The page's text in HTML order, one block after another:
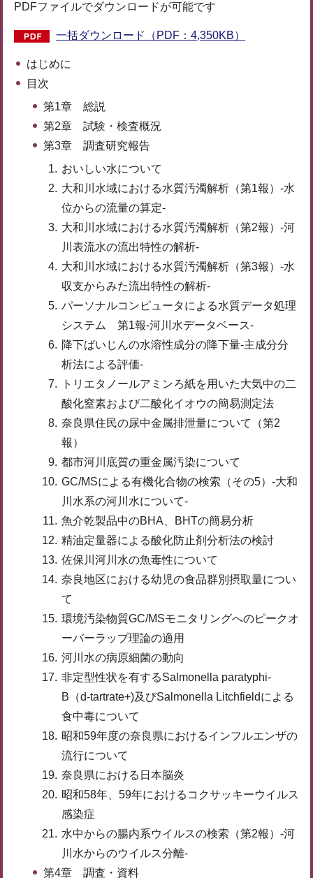
PDFファイルでダウンロードが可能です
一括ダウンロード（PDF：4,350KB）
はじめに
目次
第1章 総説
第2章 試験・検査概況
第3章 調査研究報告
おいしい水について
大和川水域における水質汚濁解析（第1報）-水
位からの流量の算定-
大和川水域における水質汚濁解析（第2報）-河
川表流水の流出特性の解析-
大和川水域における水質汚濁解析（第3報）-水
収支からみた流出特性の解析-
パーソナルコンピュータによる水質データ処理
システム 第1報-河川水データベース-
降下ばいじんの水溶性成分の降下量-主成分分
析法による評価-
トリエタノールアミンろ紙を用いた大気中の二
酸化窒素および二酸化イオウの簡易測定法
奈良県住民の尿中金属排泄量について（第2
報）
都市河川底質の重金属汚染について
GC/MSによる有機化合物の検索（その5）-大和
川水系の河川水について-
魚介乾製品中のBHA、BHTの簡易分析
精油定量器による酸化防止剤分析法の検討
佐保川河川水の魚毒性について
奈良地区における幼児の食品群別摂取量につい
て
環境汚染物質GC/MSモニタリングへのピークオ
ーバーラップ理論の適用
河川水の病原細菌の動向
非定型性状を有するSalmonella paratyphi-
B（d-tartrate+)及びSalmonella Litchfieldによる
食中毒について
昭和59年度の奈良県におけるインフルエンザの
流行について
奈良県における日本脳炎
昭和58年、59年におけるコクサッキーウイルス
感染症
水中からの腸内系ウイルスの検索（第2報）-河
川水からのウイルス分離-
第4章 調査・資料